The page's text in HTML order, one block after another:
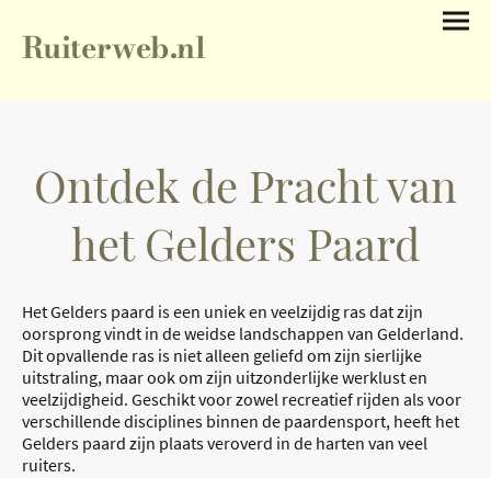
Ruiterweb.nl
Ontdek de Pracht van
het Gelders Paard
Het Gelders paard is een uniek en veelzijdig ras dat zijn
oorsprong vindt in de weidse landschappen van Gelderland.
Dit opvallende ras is niet alleen geliefd om zijn sierlijke
uitstraling, maar ook om zijn uitzonderlijke werklust en
veelzijdigheid. Geschikt voor zowel recreatief rijden als voor
verschillende disciplines binnen de paardensport, heeft het
Gelders paard zijn plaats veroverd in de harten van veel
ruiters.